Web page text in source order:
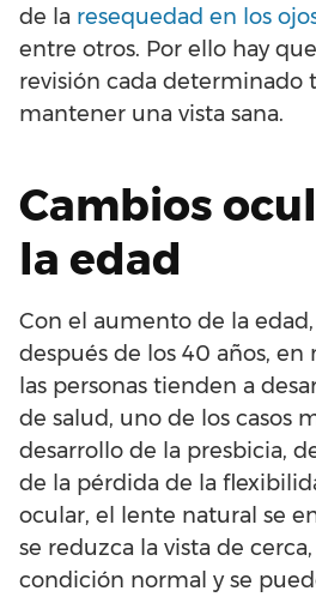
de la resequedad en los
entre otros. Por ello hay
revisión cada determinado
mantener una vista sana.
Cambios
la edad
Con el aumento de la
después de los 40 años, en
las personas tienden a
de salud, uno de los casos
desarrollo de la presbicia,
de la pérdida de la
ocular, el lente natural se
se reduzca la vista de
condición normal y se